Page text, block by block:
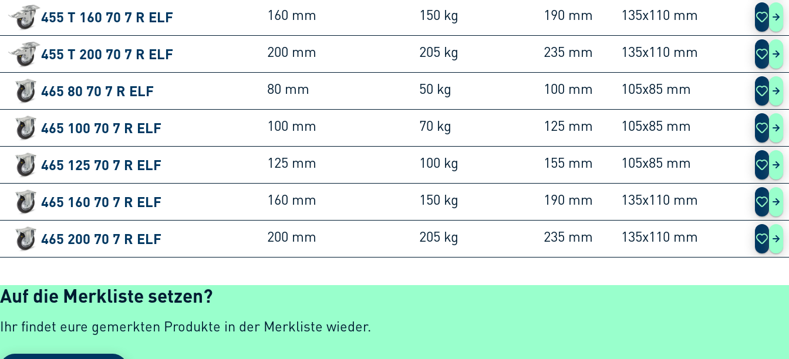
455 T 160 70 7 R ELF 160 mm 150 kg 190 mm 135x110 mm
455 T 200 70 7 R ELF 200 mm 205 kg 235 mm 135x110 mm
465 80 70 7 R ELF 80 mm 50 kg 100 mm 105x85 mm
465 100 70 7 R ELF 100 mm 70 kg 125 mm 105x85 mm
465 125 70 7 R ELF 125 mm 100 kg 155 mm 105x85 mm
465 160 70 7 R ELF 160 mm 150 kg 190 mm 135x110 mm
465 200 70 7 R ELF 200 mm 205 kg 235 mm 135x110 mm
Auf die Merkliste setzen?
Ihr findet eure gemerkten Produkte in der Merkliste wieder.